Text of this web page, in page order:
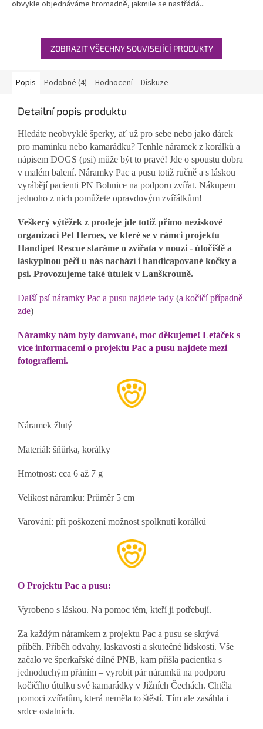
hvězdiček.
obvykle objednáváme hromadně, jakmile se nastřádá...
ZOBRAZIT VŠECHNY SOUVISEJÍCÍ PRODUKTY
Popis Podobné (4) Hodnocení Diskuze
Detailní popis produktu
Hledáte neobvyklé šperky, ať už pro sebe nebo jako dárek
pro maminku nebo kamarádku? Tenhle náramek z korálků a
nápisem DOGS (psi) může být to pravé! Jde o spoustu dobra
v malém balení. Náramky Pac a pusu totiž ručně a s láskou
vyrábějí pacienti PN Bohnice na podporu zvířat. Nákupem
jednoho z nich pomůžete opravdovým zvířátkům!
Veškerý výtěžek z prodeje jde totiž přímo neziskové
organizaci Pet Heroes, ve které se v rámci projektu
Handipet Rescue staráme o zvířata v nouzi - útočiště a
láskyplnou péči u nás nachází i handicapované kočky a
psi. Provozujeme také útulek v Lanškrouně.
Další psí náramky Pac a pusu najdete tady (a kočičí případně
zde)
Náramky nám byly darované, moc děkujeme! Letáček s
více informacemi o projektu Pac a pusu najdete mezi
fotografiemi.
Náramek žlutý
Materiál: šňůrka, korálky
Hmotnost: cca 6 až 7 g
Velikost náramku: Průměr 5 cm
Varování: při poškození možnost spolknutí korálků
O Projektu Pac a pusu:
Vyrobeno s láskou. Na pomoc těm, kteří ji potřebují.
Za každým náramkem z projektu Pac a pusu se skrývá
příběh. Příběh odvahy, laskavosti a skutečné lidskosti. Vše
začalo ve šperkařské dílně PNB, kam přišla pacientka s
jednoduchým přáním – vyrobit pár náramků na podporu
kočičího útulku své kamarádky v Jižních Čechách. Chtěla
pomoci zvířatům, která neměla to štěstí. Tím ale zasáhla i
srdce ostatních.